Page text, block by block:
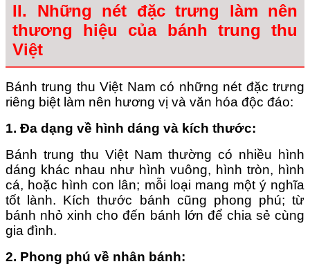
II. Những nét đặc trưng làm nên
thương hiệu của bánh trung thu
Việt
Bánh trung thu Việt Nam có những nét đặc trưng
riêng biệt làm nên hương vị và văn hóa độc đáo:
1. Đa dạng về hình dáng và kích thước:
Bánh trung thu Việt Nam thường có nhiều hình
dáng khác nhau như hình vuông, hình tròn, hình
cá, hoặc hình con lân; mỗi loại mang một ý nghĩa
tốt lành. Kích thước bánh cũng phong phú; từ
bánh nhỏ xinh cho đến bánh lớn để chia sẻ cùng
gia đình.
2. Phong phú về nhân bánh: